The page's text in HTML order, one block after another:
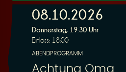
u
08.10.2026
Donnerstag, 19:30 Uhr
Einlass: 18:00
ABENDPROGRAMM
Achtung Oma